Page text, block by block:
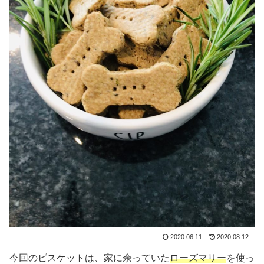
2020.06.11 2020.08.12
今回のビスケットは、家に余っていたローズマリーを使っ